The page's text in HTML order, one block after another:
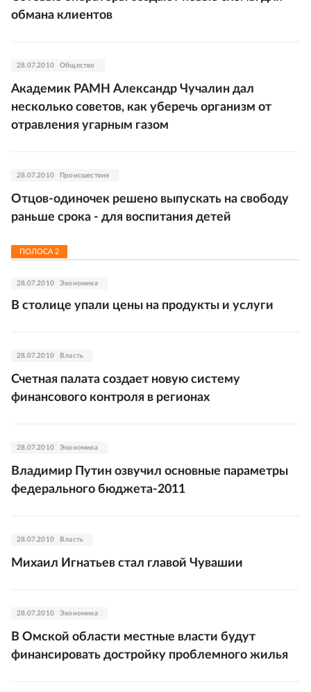
обмана клиентов
28.07.2010 Общество
Академик РАМН Александр Чучалин дал
несколько советов, как уберечь организм от
отравления угарным газом
28.07.2010 Происшествия
Отцов-одиночек решено выпускать на свободу
раньше срока - для воспитания детей
ПОЛОСА 2
28.07.2010 Экономика
В столице упали цены на продукты и услуги
28.07.2010 Власть
Счетная палата создает новую систему
финансового контроля в регионах
28.07.2010 Экономика
Владимир Путин озвучил основные параметры
федерального бюджета-2011
28.07.2010 Власть
Михаил Игнатьев стал главой Чувашии
28.07.2010 Экономика
В Омской области местные власти будут
финансировать достройку проблемного жилья